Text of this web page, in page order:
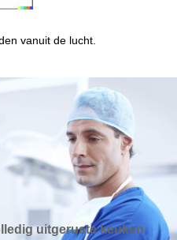
vanuit de lucht.
uitgeruste keuken